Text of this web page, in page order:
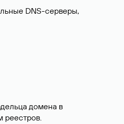
DNS-серверы,
домена в
реестров.